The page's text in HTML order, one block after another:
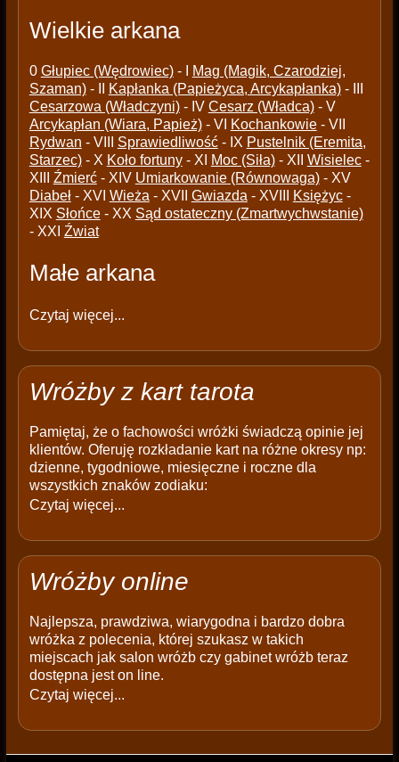
Wielkie arkana
0 Głupiec (Wędrowiec)- I
Mag (Magik, Czarodziej,
Szaman)- II Kapłanka (Papieżyca, Arcykapłanka)- III
Cesarzowa (Władczyni)- IV Cesarz (Władca)- V
Arcykapłan (Wiara, Papież)- VI Kochankowie- VII
Rydwan - VIII Sprawiedliwość- IX Pustelnik (Eremita,
Starzec)- X Koło fortuny- XI Moc (Siła)- XII Wisielec-
XIII Źmierć- XIV Umiarkowanie (Równowaga)- XV
Diabeł- XVI Wieża - XVII Gwiazda - XVIII Księżyc-
XIX Słońce- XX Sąd ostateczny (Zmartwychwstanie)
- XXI Źwiat
Małe arkana
Czytaj więcej...
Wróżby z kart tarota
Pamiętaj, że o fachowości wróżki świadczą opinie jej
klientów. Oferuję rozkładanie kart na różne okresy np:
dzienne, tygodniowe, miesięczne i roczne dla
wszystkich znaków zodiaku:
Czytaj więcej...
Wróżby online
Najlepsza, prawdziwa, wiarygodna i bardzo dobra
wróżka z polecenia, której szukasz w takich
miejscach jak salon wróżb czy gabinet wróżb teraz
dostępna jest on line.
Czytaj więcej...